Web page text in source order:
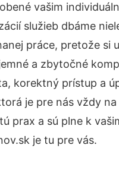
vašim
služieb dbáme
práce, pretože si
a zbytočné
korektný prístup a
je pre nás vždy
prax a sú plne k
je tu pre vás.